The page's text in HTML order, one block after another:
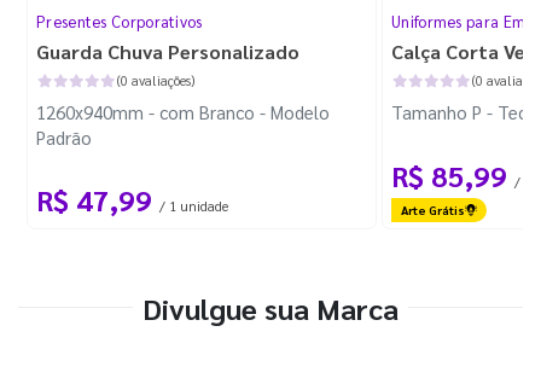
Presentes Corporativos
Guarda Chuva Personalizado
(0 avaliações)
1260x940mm - com Branco - Modelo
Padrão
R$ 47,99 / 1 unidade
Uniformes para
Calça Corta
(0
Tamanho P -
R$ 85,99 / 1
Arte Grátis
Divulgue sua Marca